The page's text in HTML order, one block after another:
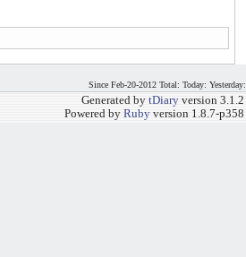
Since Feb-20-2012 Total: Today: Yesterday:
Generated by tDiary version 3.1.2
Powered by Ruby version 1.8.7-p358